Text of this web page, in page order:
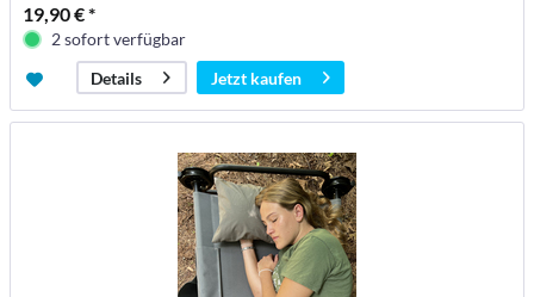
19,90 € *
2 sofort verfügbar
Details
Jetzt kaufen